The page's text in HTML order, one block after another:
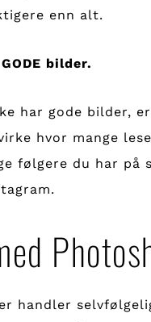
enn alt.
bilder.
har gode bilder,
hvor mange
følgere du har på
handler